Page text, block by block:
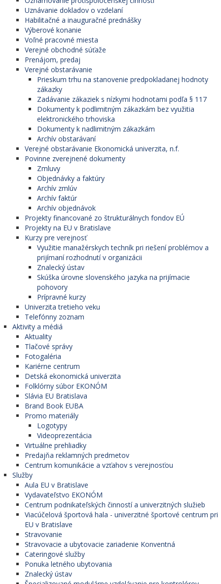
Uznávanie dokladov o vzdelaní
Habilitačné a inauguračné prednášky
Výberové konanie
Voľné pracovné miesta
Verejné obchodné súťaže
Prenájom, predaj
Verejné obstarávanie
Prieskum trhu na stanovenie predpokladanej hodnoty
zákazky
Zadávanie zákaziek s nízkymi hodnotami podľa § 117
Dokumenty k podlimitným zákazkám bez využitia
elektronického trhoviska
Dokumenty k nadlimitným zákazkám
Archív obstarávaní
Verejné obstarávanie Ekonomická univerzita, n.f.
Povinne zverejnené dokumenty
Zmluvy
Objednávky a faktúry
Archív zmlúv
Archív faktúr
Archív objednávok
Projekty financované zo štrukturálnych fondov EÚ
Projekty na EU v Bratislave
Kurzy pre verejnosť
Využitie manažérskych techník pri riešení problémov a
prijímaní rozhodnutí v organizácii
Znalecký ústav
Skúška úrovne slovenského jazyka na prijímacie
pohovory
Prípravné kurzy
Univerzita tretieho veku
Telefónny zoznam
Aktivity a médiá
Aktuality
Tlačové správy
Fotogaléria
Kariérne centrum
Detská ekonomická univerzita
Folklórny súbor EKONÓM
Slávia EU Bratislava
Brand Book EUBA
Promo materiály
Logotypy
Videoprezentácia
Virtuálne prehliadky
Predajňa reklamných predmetov
Centrum komunikácie a vzťahov s verejnosťou
Služby
Aula EU v Bratislave
Vydavateľstvo EKONÓM
Centrum podnikateľských činností a univerzitných služieb
Viacúčelová športová hala - univerzitné športové centrum pri
EU v Bratislave
Stravovanie
Stravovacie a ubytovacie zariadenie Konventná
Cateringové služby
Ponuka letného ubytovania
Znalecký ústav